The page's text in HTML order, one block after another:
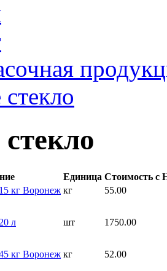
Единица Стоимость с
кг Воронеж кг 55.00
л шт 1750.00
кг Воронеж кг 52.00